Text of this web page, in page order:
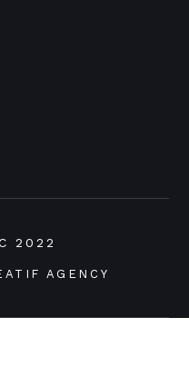
2022
AGENCY